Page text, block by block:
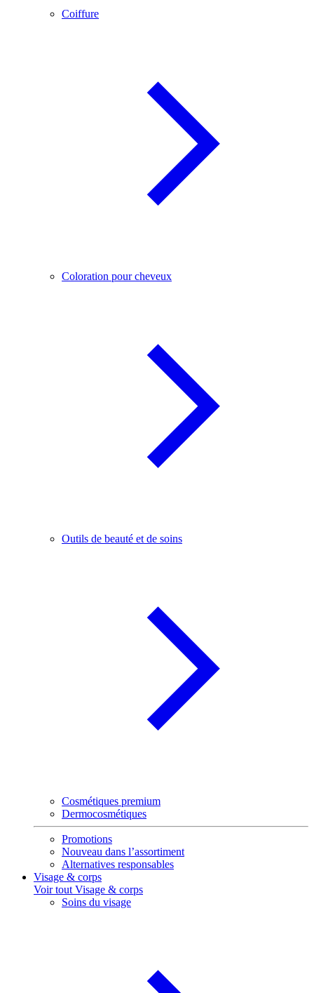
Coiffure
Coloration pour cheveux
Outils de beauté et de soins
Cosmétiques premium
Dermocosmétiques
Promotions
Nouveau dans l’assortiment
Alternatives responsables
Visage & corps
Voir tout Visage & corps
Soins du visage